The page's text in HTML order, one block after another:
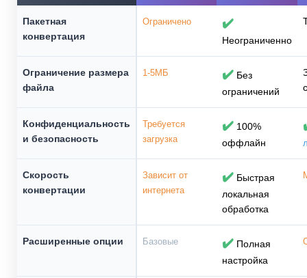
Пакетная
конвертация
Ограничено ✔️
Неограниченно
Ограничение размера
файла
1-5МБ ✔️ Без
ограничений
Конфиденциальность
и безопасность
Требуется
загрузка
✔️ 100%
оффлайн
Скорость
конвертации
Зависит от
интернета
✔️ Быстрая
локальная
обработка
Расширенные опции Базовые ✔️ Полная
настройка